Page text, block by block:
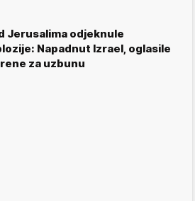
Jerusalima odjeknule
Napadnut Izrael, oglasile
za uzbunu